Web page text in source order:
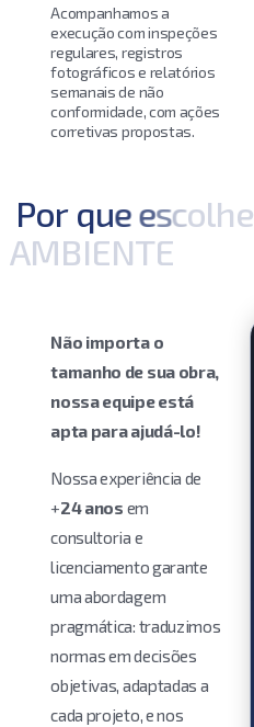
Acompanhamos a
execução com inspeções
regulares, registros
fotográficos e relatórios
semanais de não
conformidade, com ações
corretivas propostas.
Por queescolhe
AMBIENTE
Não importa o
tamanho de sua obra,
nossa equipe está
apta para ajudá-lo!
Nossa experiência de
+24 anos em
consultoria e
licenciamento garante
uma abordagem
pragmática: traduzimos
normas em decisões
objetivas, adaptadas a
cada projeto, e nos